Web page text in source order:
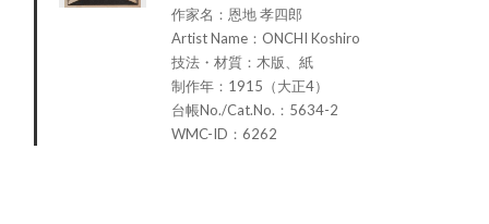
作家名：恩地 孝四郎
Artist Name：ONCHI Koshiro
技法・材質：木版、紙
制作年：1915（大正4）
台帳No./Cat.No.：5634-2
WMC-ID：6262